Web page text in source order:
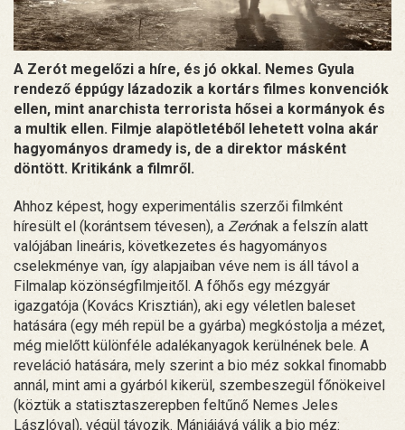
A Zerót megelőzi a híre, és jó okkal. Nemes Gyula
rendező éppúgy lázadozik a kortárs filmes konvenciók
ellen, mint anarchista terrorista hősei a kormányok és
a multik ellen. Filmje alapötletéből lehetett volna akár
hagyományos dramedy is, de a direktor másként
döntött. Kritikánk a filmről.
Ahhoz képest, hogy experimentális szerzői filmként
híresült el (korántsem tévesen), a Zerónak a felszín alatt
valójában lineáris, következetes és hagyományos
cselekménye van, így alapjaiban véve nem is áll távol a
Filmalap közönségfilmjeitől. A főhős egy mézgyár
igazgatója (Kovács Krisztián), aki egy véletlen baleset
hatására (egy méh repül be a gyárba) megkóstolja a mézet,
még mielőtt különféle adalékanyagok kerülnének bele. A
reveláció hatására, mely szerint a bio méz sokkal finomabb
annál, mint ami a gyárból kikerül, szembeszegül főnökeivel
(köztük a statisztaszerepben feltűnő Nemes Jeles
Lászlóval), végül távozik. Mániájává válik a bio méz: